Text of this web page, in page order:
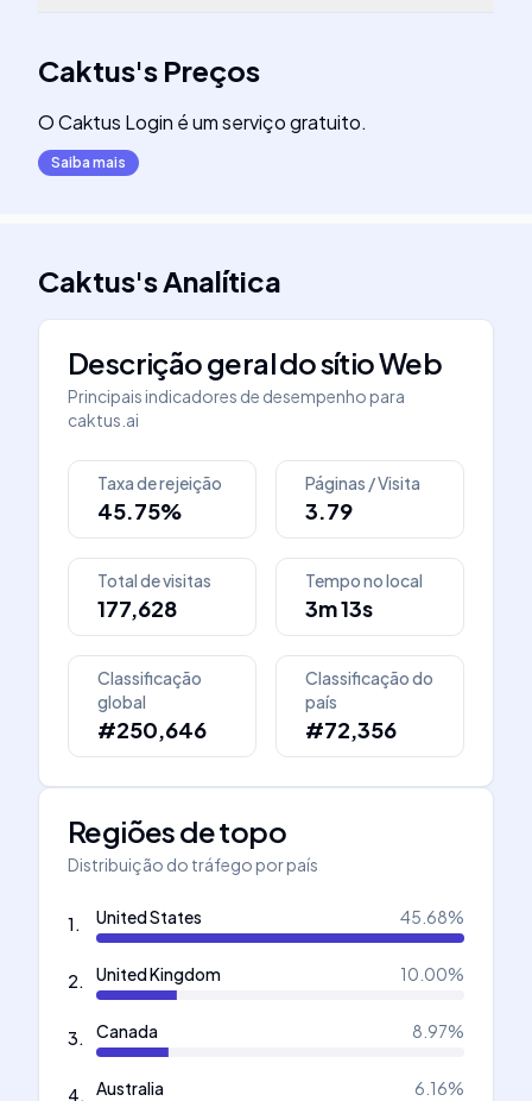
Caktus's Preços
O Caktus Login é um serviço gratuito.
Saiba mais
Caktus'sAnalítica
Descrição geral do sítio Web
Principais indicadores de desempenho para
caktus.ai
Taxa de rejeição
45.75%
Páginas / Visita
3.79
Total de visitas
177,628
Tempo no local
3m 13s
Classificação
global
#250,646
Classificação do
país
#72,356
Regiões de topo
Distribuição do tráfego por país
1. United States 45.68%
2. United Kingdom 10.00%
3. Canada 8.97%
4. Australia 6.16%